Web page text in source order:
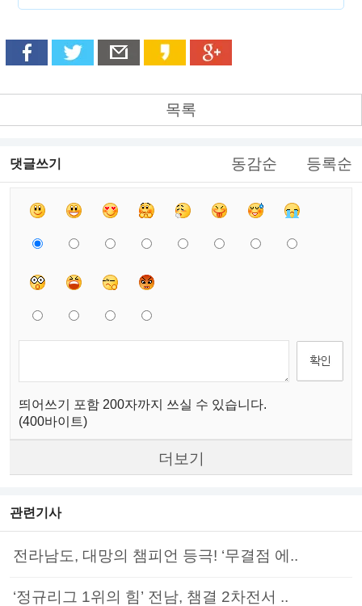
목록
댓글쓰기 동감순 등록순
띄어쓰기 포함 200자까지 쓰실 수 있습니다.
(400바이트)
더보기
관련기사
전라남도, 대망의 챔피언 등극! ‘무결점 에..
‘정규리그 1위의 힘’ 전남, 챔결 2차전서 ..